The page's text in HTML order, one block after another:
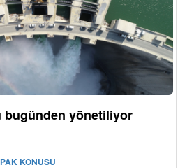
bugünden yönetiliyor
KONUSU